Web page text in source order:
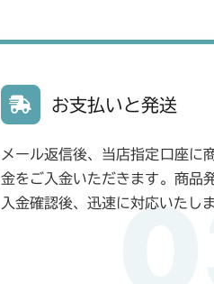
お支払いと発送
メール返信後、当店指定口座に
金をご入金いただきます。商品
入金確認後、迅速に対応いたしま